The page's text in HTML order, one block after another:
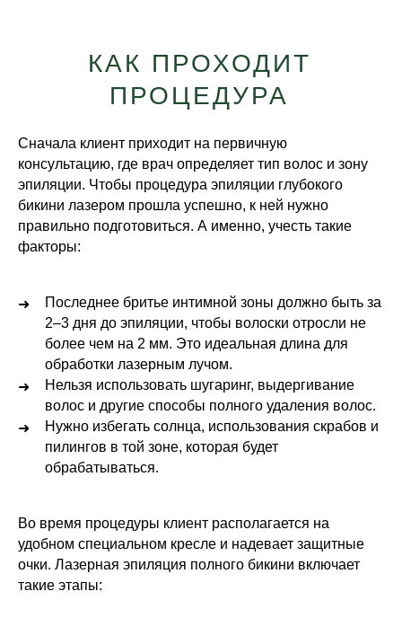
КАК ПРОХОДИТ
ПРОЦЕДУРА
Сначала клиент приходит на первичную
консультацию, где врач определяет тип волос и зону
эпиляции. Чтобы процедура эпиляции глубокого
бикини лазером прошла успешно, к ней нужно
правильно подготовиться. А именно, учесть такие
факторы:
Последнее бритье интимной зоны должно быть за
2–3 дня до эпиляции, чтобы волоски отросли не
более чем на 2 мм. Это идеальная длина для
обработки лазерным лучом.
Нельзя использовать шугаринг, выдергивание
волос и другие способы полного удаления волос.
Нужно избегать солнца, использования скрабов и
пилингов в той зоне, которая будет
обрабатываться.
Во время процедуры клиент располагается на
удобном специальном кресле и надевает защитные
очки. Лазерная эпиляция полного бикини включает
такие этапы: